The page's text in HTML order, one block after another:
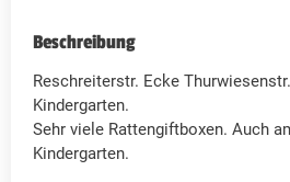
Beschreibung
Reschreiterstr. Ecke
Kindergarten.
Sehr viele Rattengiftboxen. Auch
Kindergarten.